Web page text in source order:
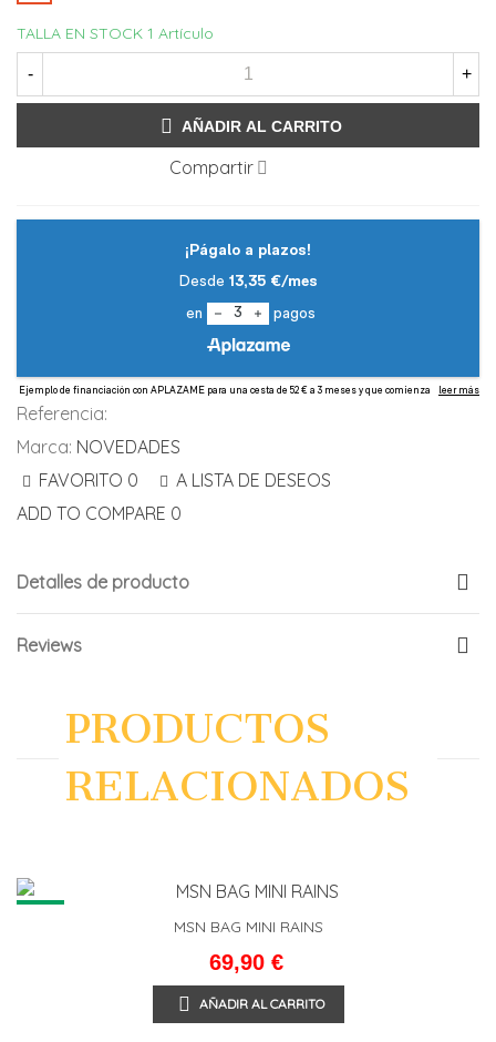
TALLA EN STOCK 1 Artículo
- +
AÑADIR AL CARRITO
Compartir
Referencia:
Marca: NOVEDADES
FAVORITO 0
A LISTA DE DESEOS
ADD TO COMPARE 0
Detalles de producto
Reviews
PRODUCTOS
RELACIONADOS
NEW
MSN BAG MINI RAINS
69,90 €
AÑADIR AL CARRITO